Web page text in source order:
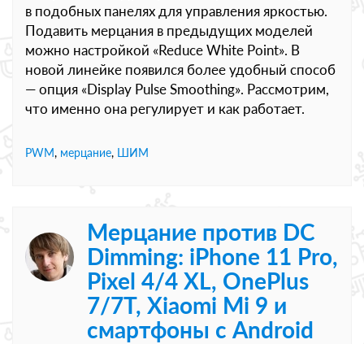
в подобных панелях для управления яркостью.
Подавить мерцания в предыдущих моделей
можно настройкой «Reduce White Point». В
новой линейке появился более удобный способ
— опция «Display Pulse Smoothing». Рассмотрим,
что именно она регулирует и как работает.
PWM, мерцание, ШИМ
Мерцание против DC
Dimming: iPhone 11 Pro,
Pixel 4/4 XL, OnePlus
7/7T, Xiaomi Mi 9 и
смартфоны с Android